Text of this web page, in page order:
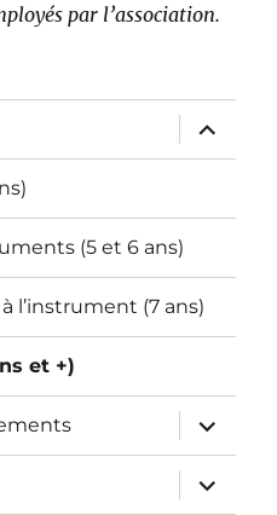
par l’association.
ouvrir
le
sous-
(5 et 6 ans)
l’instrument (7 ans)
et +)
ouvrir
le
sous-
menu
ouvrir
le